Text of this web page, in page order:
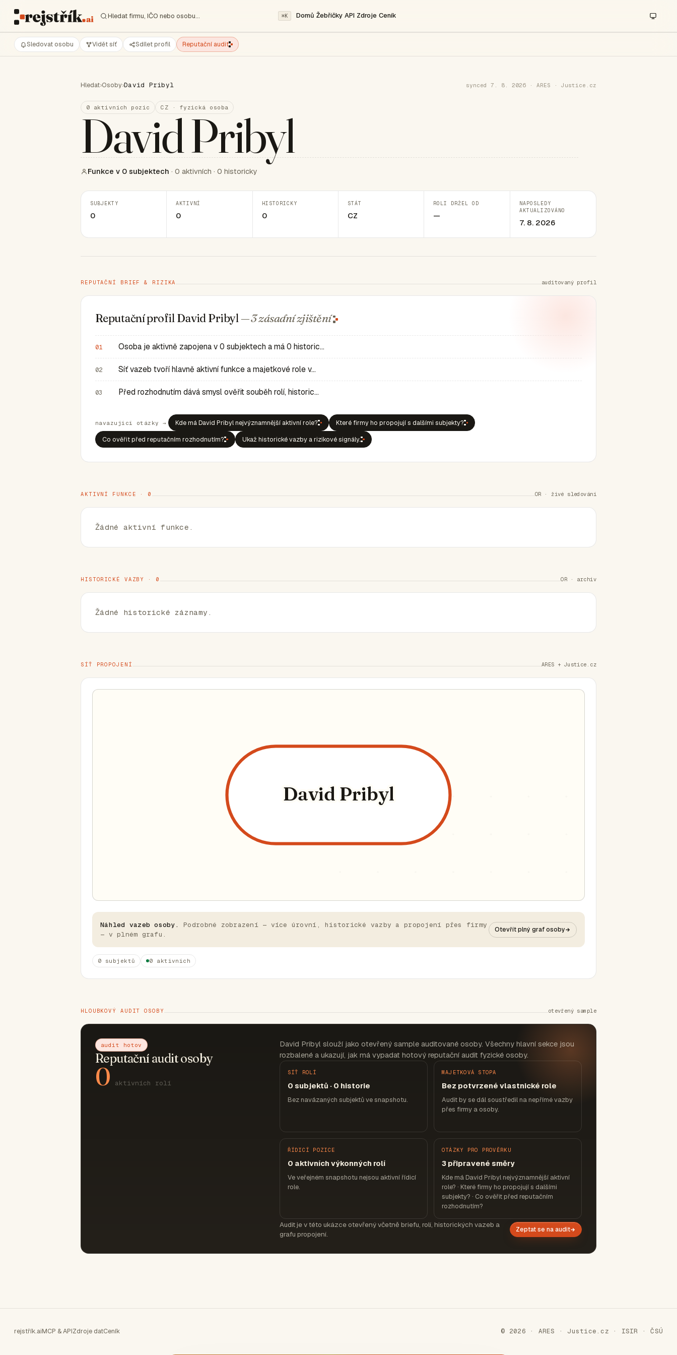
Hledat firmu, IČO nebo osobu… ⌘K Domů Žebříčky API Zdroje Ceník
Sledovat osobu Vidět síť Sdílet profil Reputační audit
Hledat›Osoby›David Pribyl synced 7. 8. 2026 · ARES · Justice.cz
0 aktivních pozic CZ · fyzická osoba
David Pribyl
Funkce v 0 subjektech · 0 aktivních · 0 historicky
SUBJEKTY
0
AKTIVNÍ
0
HISTORICKY
0
STÁT
CZ
ROLI DRŽEL OD
—
NAPOSLEDY
AKTUALIZOVÁNO
7. 8. 2026
REPUTAČNÍ BRIEF & RIZIKA auditovaný profil
Reputační profil David Pribyl— 3 zásadnízjištění
01 Osoba je aktivně zapojena v 0 subjektech a má 0 historic…
02 Síť vazeb tvoří hlavně aktivní funkce a majetkové role v…
03 Před rozhodnutím dává smysl ověřit souběh rolí, historic…
navazující otázky → Kde má David Pribyl nejvýznamnější aktivní role?
Které firmy ho propojují s dalšími subjekty?
Co ověřit před reputačním rozhodnutím?
Ukaž historické vazby a rizikové signály.
AKTIVNÍ FUNKCE · 0 OR · živé sledování
Žádné aktivní funkce.
HISTORICKÉ VAZBY · 0 OR · archiv
Žádné historické záznamy.
SÍŤ PROPOJENÍ ARES + Justice.cz
David Pribyl
Náhled vazeb osoby.
Podrobné zobrazení — více úrovní, historické vazby a propojení přes firmy
— v plném grafu.
Otevřít plný graf osoby
0 subjektů 0 aktivních
HLOUBKOVÝ AUDIT OSOBY otevřený sample
audit hotov
Reputační audit osoby
0 aktivních rolí
David Pribyl slouží jako otevřený sample auditované osoby. Všechny hlavní sekce jsou
rozbalené a ukazují, jak má vypadat hotový reputační audit fyzické osoby.
SÍŤ ROLÍ
0 subjektů · 0 historie
Bez navázaných subjektů ve snapshotu.
MAJETKOVÁ STOPA
Bez potvrzené vlastnické role
Audit by se dál soustředil na nepřímé vazby
přes firmy a osoby.
ŘÍDICÍ POZICE
0 aktivních výkonných rolí
Ve veřejném snapshotu nejsou aktivní řídicí
role.
OTÁZKY PRO PROVĚRKU
3 připravené směry
Kde má David Pribyl nejvýznamnější aktivní
role? · Které firmy ho propojují s dalšími
subjekty? · Co ověřit před reputačním
rozhodnutím?
Audit je v této ukázce otevřený včetně briefu, rolí, historických vazeb a
grafu propojení.
Zeptat se na audit
rejstřík.aiMCP & APIZdroje datCeník © 2026 · ARES · Justice.cz · ISIR · ČSÚ